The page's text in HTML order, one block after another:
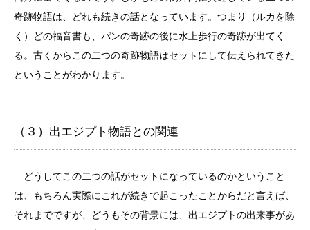
奇跡物語は、どれも続きの話となっています。つまり（ルカを除
く）どの福音書も、パンの奇跡の後に水上歩行の奇跡が出てく
る。古くからこの二つの奇跡物語はセットにして伝えられてきた
ということがわかります。
（３）出エジプト物語との関連
どうしてこの二つの話がセットになっているのかということ
は、もちろん実際にこれが続きで起こったことからだと言えば、
それまでですが、どうもその背景には、出エジプトの出来事があ